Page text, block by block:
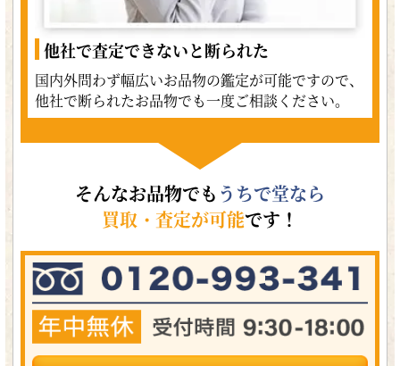
他社で査定できないと断られた
国内外問わず幅広いお品物の鑑定が可能ですので、
他社で断られたお品物でも一度ご相談ください。
そんなお品物でも うちで堂なら
買取・査定が可能です！